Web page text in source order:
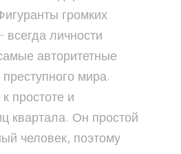
громких
всегда личности
авторитетные
мира.
простоте и
квартала. Он простой
человек, поэтому